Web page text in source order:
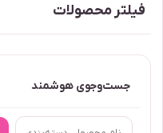
فیلتر محصولات
جست‌وجوی هوشمند